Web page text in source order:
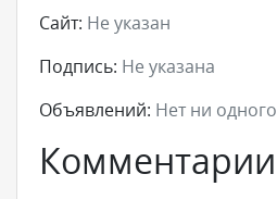
Сайт: Не указан
Подпись: Не указана
Объявлений: Нет ни одного
Комментарии